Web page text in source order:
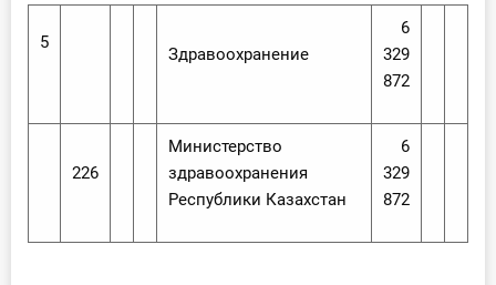
5
Здравоохранение
6
329
872
226
Министерство
здравоохранения
Республики Казахстан
6
329
872